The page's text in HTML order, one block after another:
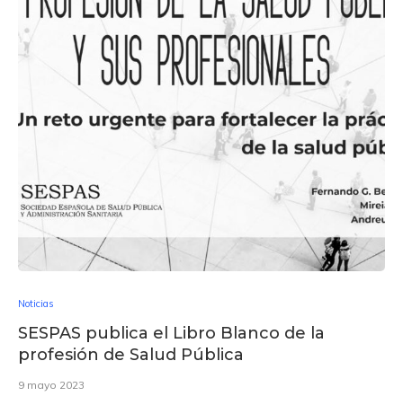
Noticias
SESPAS publica el Libro Blanco de la
profesión de Salud Pública
9 mayo 2023